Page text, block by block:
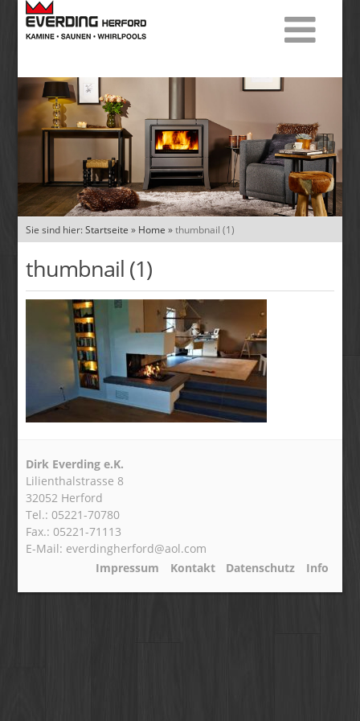
Sie sind hier:Startseite » Home »thumbnail (1)
thumbnail (1)
Dirk Everding e.K.
Lilienthalstrasse 8
32052 Herford
Tel.: 05221-70780
Fax.: 05221-71113
E-Mail: everdingherford@aol.com
Impressum
Kontakt Datenschutz Info